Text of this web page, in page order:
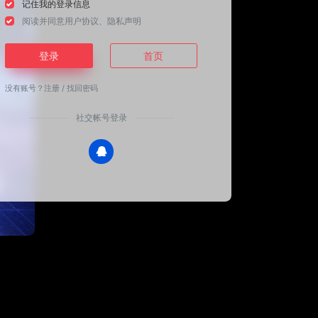
记住我的登录信息
阅读并同意用户协议 、隐私声明
登录 首页
没有账号？注册 /找回密码
社交帐号登录